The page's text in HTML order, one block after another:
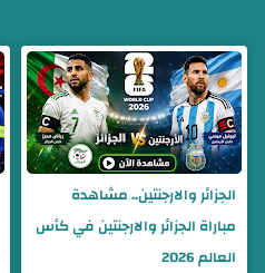
الجزائر والارجنتين.. مشاهدة
مباراة الجزائر والارجنتين في كأس
العالم 2026